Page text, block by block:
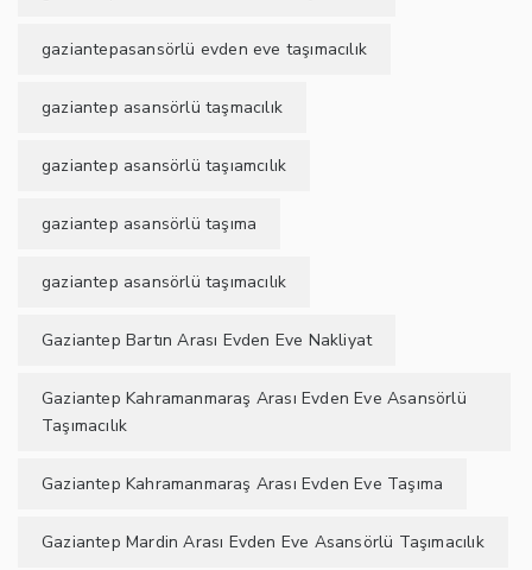
gaziantepasansörlü evden eve taşımacılık
gaziantep asansörlü taşmacılık
gaziantep asansörlü taşıamcılık
gaziantep asansörlü taşıma
gaziantep asansörlü taşımacılık
Gaziantep Bartın Arası Evden Eve Nakliyat
Gaziantep Kahramanmaraş Arası Evden Eve Asansörlü
Taşımacılık
Gaziantep Kahramanmaraş Arası Evden Eve Taşıma
Gaziantep Mardin Arası Evden Eve Asansörlü Taşımacılık